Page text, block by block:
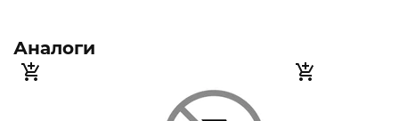
Аналоги